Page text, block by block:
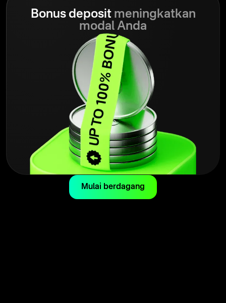
Bonus depositmeningkatkan
modal Anda
Mulai berdagang